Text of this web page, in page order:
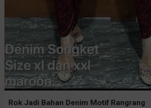
Rok Jadi Bahan Denim Motif Rangrang